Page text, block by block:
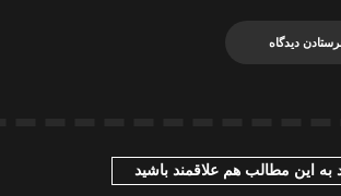
به این مطالب هم علاقمند باشید